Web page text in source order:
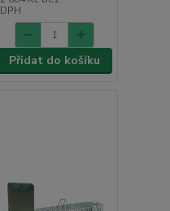
DPH
Přidat do košíku